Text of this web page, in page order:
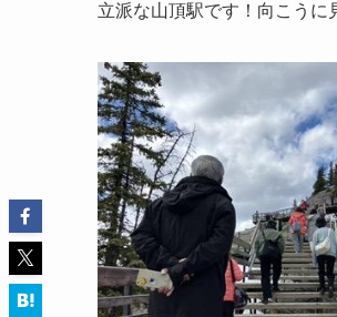
立派な山頂駅です！向こうに